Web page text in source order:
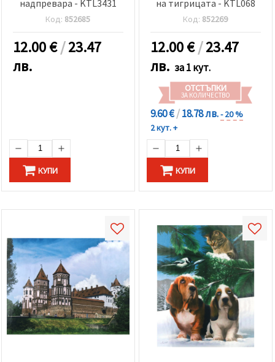
надпревара - KTL3431
Код: 852685
12.00€/23.47
лв.
КУПИ
на тигрицата - KTL068
Код: 852269
12.00€/23.47
лв. за 1 кут.
ОТСТЪПКИ
ЗА КОЛИЧЕСТВО
9.60 €/18.78 лв.- 20 %
2 кут. +
КУПИ